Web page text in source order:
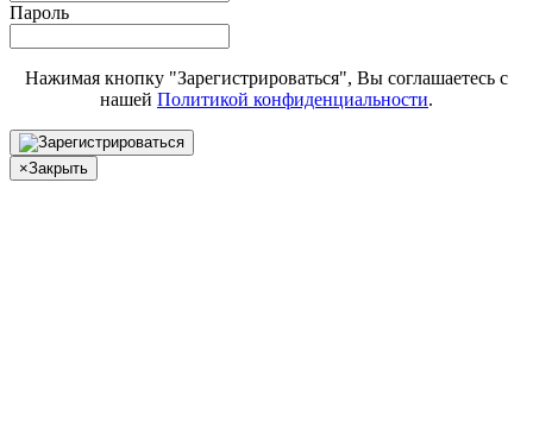
Пароль
Нажимая кнопку "Зарегистрироваться", Вы соглашаетесь с
нашей Политикой конфиденциальности.
×Закрыть